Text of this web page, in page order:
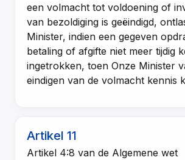
een volmacht tot voldoening of
van bezoldiging is geëindigd,
Minister, indien een gegeven
betaling of afgifte niet meer tijdig
ingetrokken, toen Onze Minister
eindigen van de volmacht kennis
Artikel 11
Artikel 4:8 van de Algemene wet